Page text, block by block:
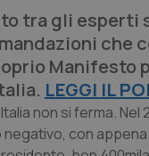
tra gli esperti
che
Manifesto
LEGGI IL
non si ferma. Nel
con appena